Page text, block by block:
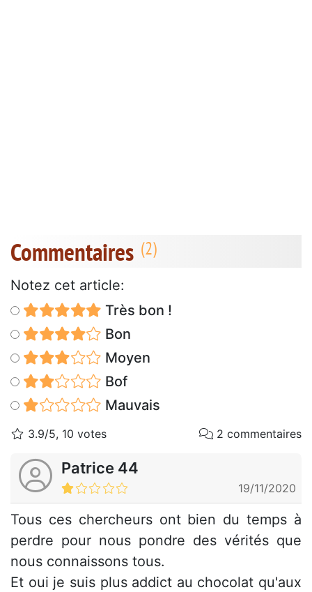
Commentaires
Notez cet article:
Très bon !
Bon
Moyen
Bof
Mauvais
3.9/5, 10 votes 2 commentaires
Patrice 44
19/11/2020
Tous ces chercheurs ont bien du temps à
perdre pour nous pondre des vérités que
nous connaissons tous.
Et oui je suis plus addict au chocolat qu'aux